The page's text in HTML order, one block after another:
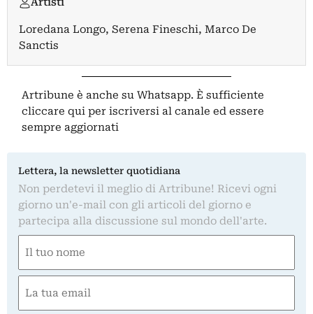
Loredana Longo, Serena Fineschi, Marco De
Sanctis
Artribune è anche su Whatsapp. È sufficiente
cliccare qui per iscriversi al canale ed essere
sempre aggiornati
Lettera, la newsletter quotidiana
Non perdetevi il meglio di Artribune! Ricevi ogni
giorno un'e-mail con gli articoli del giorno e
partecipa alla discussione sul mondo dell'arte.
(Obbligatorio)
Nome
(Obbligatorio)